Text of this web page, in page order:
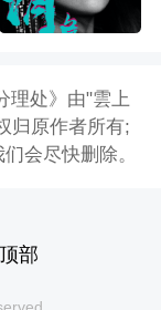
理处》由"雲上
归原作者所有;
会尽快删除。
部